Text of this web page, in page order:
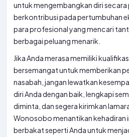
untuk mengembangkan diri
berkontribusi pada pertumbuhan
para profesional yang mencari
berbagai peluang menarik.
Jika Anda merasa memiliki
bersemangat untuk memberikan
nasabah, jangan lewatkan
diri Anda dengan baik, lengkapi
diminta, dan segera kirimkan
Wonosobo menantikan kehadiran
berbakat seperti Anda untuk